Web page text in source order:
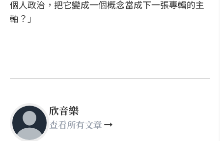
個人政治，把它變成一個概念當成下一張專輯的主
軸？」
欣音樂
查看所有文章